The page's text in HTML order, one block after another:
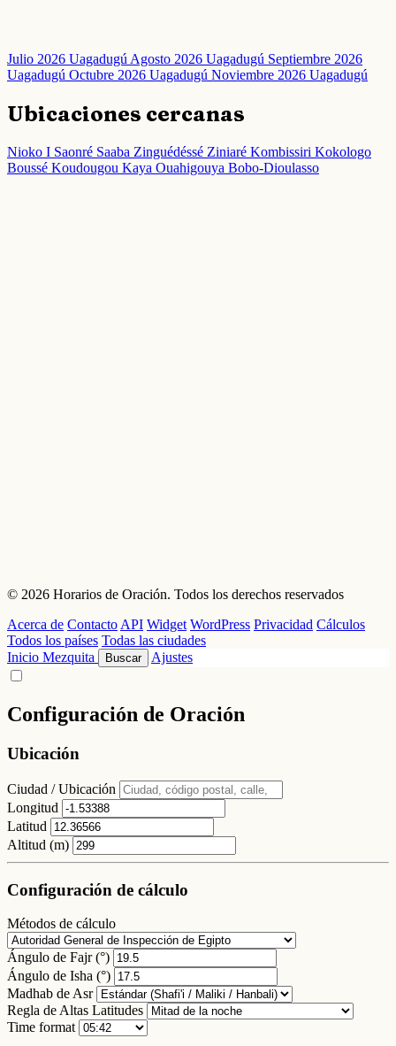
Julio 2026 UagadugúAgosto 2026 Uagadugú Septiembre 2026
Uagadugú Octubre 2026 Uagadugú Noviembre 2026 Uagadugú
Ubicaciones cercanas
Nioko I Saonré Saaba Zinguédéssé Ziniaré Kombissiri Kokologo
Boussé Koudougou Kaya Ouahigouya Bobo-Dioulasso
© 2026 Horarios de Oración. Todos los derechos reservados
Acerca de Contacto API Widget WordPress Privacidad Cálculos
Todos los países Todas las ciudades
Inicio Mezquita Buscar Ajustes
Configuración de Oración
Ubicación
Ciudad / Ubicación
Longitud
Latitud
Altitud (m)
Configuración de cálculo
Métodos de cálculo
Ángulo de Fajr (°)
Ángulo de Isha (°)
Madhab de Asr
Regla de Altas Latitudes
Time format